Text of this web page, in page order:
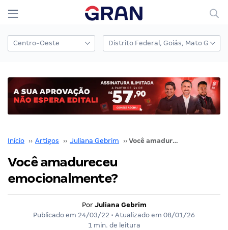
Início ›› Artigos ›› Juliana Gebrim ›› Você amadureceu emocionalmente?
Você amadureceu
emocionalmente?
Por Juliana Gebrim
Publicado em 24/03/22 • Atualizado em 08/01/26
1 min. de leitura